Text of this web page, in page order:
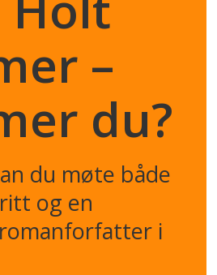
–
du?
du møte både
og en
i